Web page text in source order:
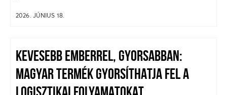
2026. JÚNIUS 18.
KEVESEBB EMBERREL, GYORSABBAN:
MAGYAR TERMÉK GYORSÍTHATJA FEL A